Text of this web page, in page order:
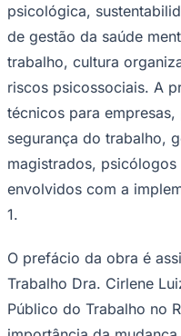
Palmeiras
psicológica,
de gestão da saúde
trabalho, cultura
riscos psicossociais. A
técnicos para
segurança do trabalho,
magistrados,
envolvidos com a
1.
O prefácio da obra é
Trabalho Dra. Cirlene
Público do Trabalho no